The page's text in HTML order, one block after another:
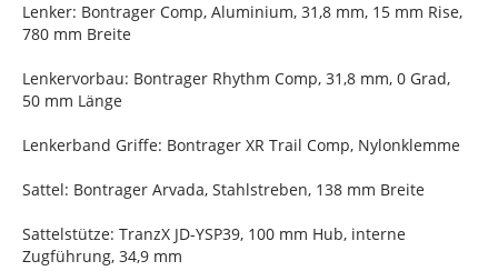
Lenker: Bontrager Comp, Aluminium, 31,8 mm, 15 mm Rise,
780 mm Breite
Lenkervorbau: Bontrager Rhythm Comp, 31,8 mm, 0 Grad,
50 mm Länge
Lenkerband Griffe: Bontrager XR Trail Comp, Nylonklemme
Sattel: Bontrager Arvada, Stahlstreben, 138 mm Breite
Sattelstütze: TranzX JD-YSP39, 100 mm Hub, interne
Zugführung, 34,9 mm